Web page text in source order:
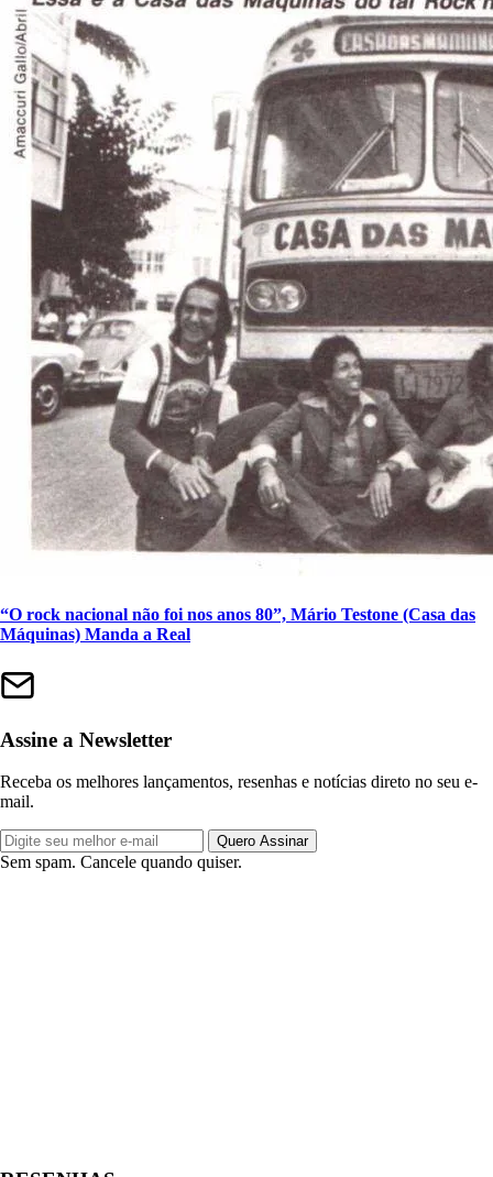
“O rock nacional não foi nos anos 80”, Mário Testone (Casa das
Máquinas) Manda a Real
Assine a Newsletter
Receba os melhores lançamentos, resenhas e notícias direto no seu e-
mail.
Quero Assinar
Sem spam. Cancele quando quiser.